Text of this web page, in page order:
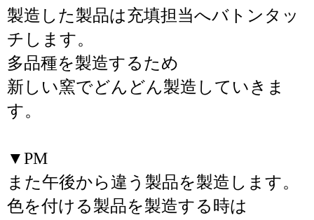
製造した製品は充填担当へバトンタッ
チします。
多品種を製造するため
新しい窯でどんどん製造していきま
す。
▼PM
また午後から違う製品を製造します。
色を付ける製品を製造する時は